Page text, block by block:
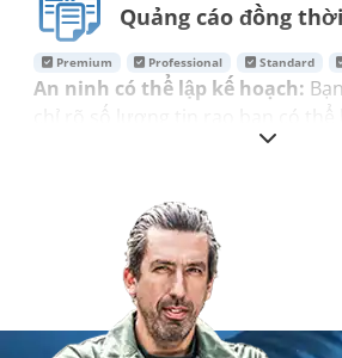
Quảng cáo đồng thời
Premium Professional Standard
An ninh có thể lập kế hoạch:
chỉ rõ số lượng tin rao bạn có thể
song. Số lượng này vẫn không